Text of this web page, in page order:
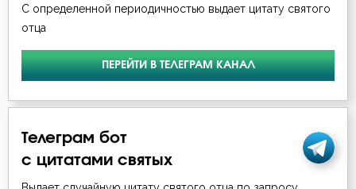
С определенной периодичностью выдает цитату святого
отца
ПЕРЕЙТИ В ТЕЛЕГРАМ КАНАЛ
Телеграм бот
с цитатами святых